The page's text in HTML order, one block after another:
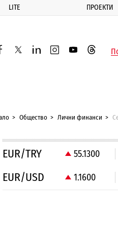
LITE ПРОЕКТИ
twitterlinkedininstagram
youtubethreads
Общество Лични финанси
EUR/TRY 55.1300
EUR/USD 1.1600